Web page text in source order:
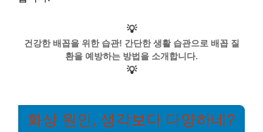
💡
건강한 배꼽을 위한 습관! 간단한 생활 습관으로 배꼽 질
환을 예방하는 방법을 소개합니다.
💡
화상 원인, 생각보다 다양하네?